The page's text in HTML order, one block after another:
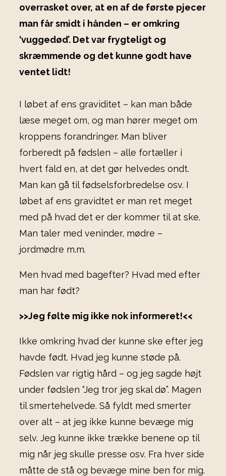
overrasket over, at en af de første pjecer
man får smidt i hånden – er omkring
‘vuggedød’. Det var frygteligt og
skræmmende og det kunne godt have
ventet lidt!
I løbet af ens graviditet – kan man både
læse meget om, og man hører meget om
kroppens forandringer. Man bliver
forberedt på fødslen – alle fortæller i
hvert fald en, at det gør helvedes ondt.
Man kan gå til fødselsforbredelse osv. I
løbet af ens gravidtet er man ret meget
med på hvad det er der kommer til at ske.
Man taler med veninder, mødre –
jordmødre m.m.
Men hvad med bagefter? Hvad med efter
man har født?
>>Jeg følte mig ikke nok informeret!<<
Ikke omkring hvad der kunne ske efter jeg
havde født. Hvad jeg kunne støde på.
Fødslen var rigtig hård – og jeg sagde højt
under fødslen “Jeg tror jeg skal dø”. Magen
til smertehelvede. Så fyldt med smerter
over alt – at jeg ikke kunne bevæge mig
selv. Jeg kunne ikke trække benene op til
mig når jeg skulle presse osv. Fra hver side
måtte de stå og bevæge mine ben for mig.